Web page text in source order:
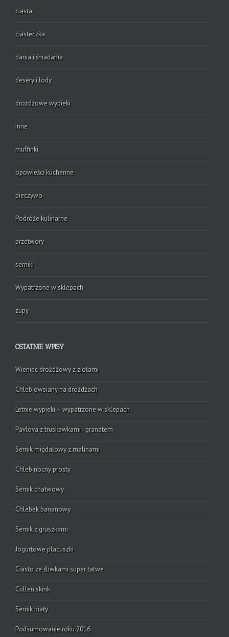
ciasta
ciasteczka
dania i śniadania
desery i lody
drożdżowe wypieki
inne
muffinki
opowieści kuchenne
pieczywo
Podróże kulinarne
przetwory
serniki
Wypatrzone w sklepach
zupy
OSTATNIE WPISY
Wieniec drożdżowy z ziołami
Chleb owsiany na drożdżach
Letnie wypieki – wypatrzone w sklepach
Pavlova z truskawkami i granatem
Sernik migdałowy z malinami
Chleb nocny prosty
Sernik chałwowy
Chlebek bananowy
Sernik z gruszkami
Jogurtowe placuszki
Ciasto ze śliwkami super łatwe
Cullen skink
Sernik biały
Podsumowanie roku 2016